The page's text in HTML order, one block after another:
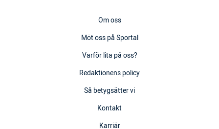
Om oss
Möt oss på Sportal
Varför lita på oss?
Redaktionens policy
Så betygsätter vi
Kontakt
Karriär